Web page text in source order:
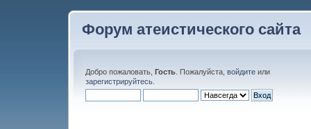
Форум атеистического сайта
Добро пожаловать, Гость . Пожалуйста, войдите или
зарегистрируйтесь